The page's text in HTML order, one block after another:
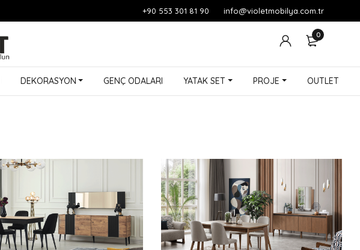
+90 553 301 81 90 info@violetmobilya.com.tr
0
DEKORASYON GENÇ ODALARI YATAK SET PROJE OUTLET